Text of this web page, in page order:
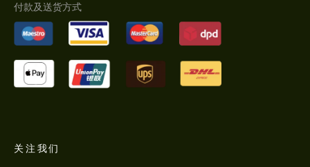
付款及送货方式
关注我们